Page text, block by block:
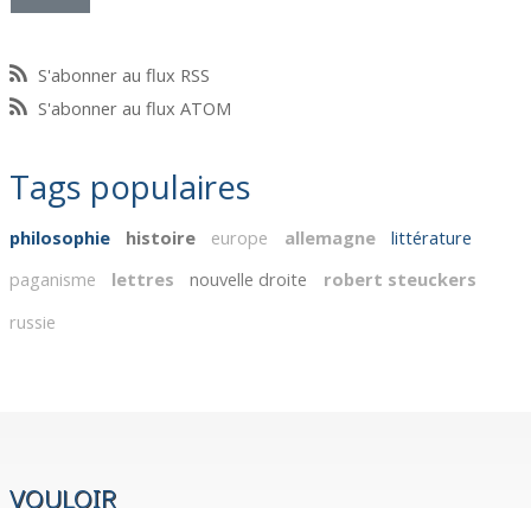
S'abonner au flux RSS
S'abonner au flux ATOM
Tags populaires
philosophie histoire europe allemagne
littérature
paganisme
lettres nouvelle droite
robert steuckers
russie
VOULOIR